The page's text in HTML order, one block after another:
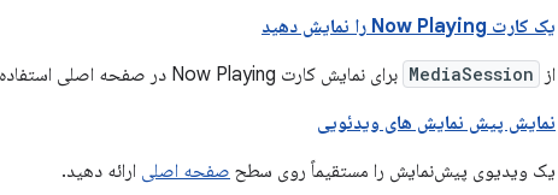
یک کارت Now Playing را نمایش دهید
از
MediaSession برای نمایش کارت Now Playing در صفحه اصلی استفاده کنید.
نمایش پیش نمایش های ویدئویی
یک ویدیوی پیش‌نمایش را مستقیماً روی سطح صفحه اصلی ارائه دهید.